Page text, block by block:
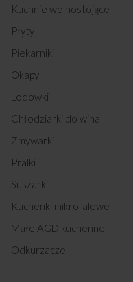
EBI 810 64 W AA
57GE2.33ZPPF(W)
57GE2.33ZPPF(XX)
58IE2.320HTAB(W)
Kuchnie wolnostojące
Płyty
Piekarniki
Okapy
Lodówki
Chłodziarki do wina
Zmywarki
Pralki
Suszarki
Kuchenki mikrofalowe
Małe AGD kuchenne
Odkurzacze